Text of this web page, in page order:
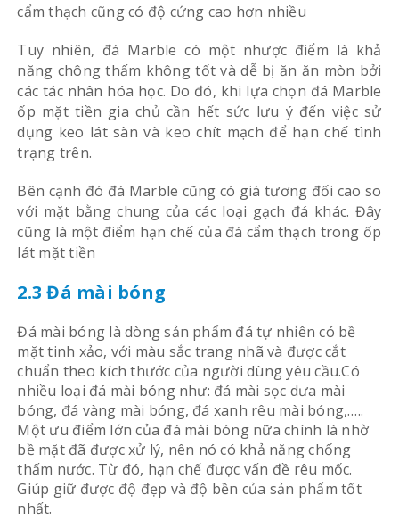
cẩm thạch cũng có độ cứng cao hơn nhiều
Tuy nhiên, đá Marble có một nhược điểm là khả
năng chông thấm không tốt và dễ bị ăn ăn mòn bởi
các tác nhân hóa học. Do đó, khi lựa chọn đá Marble
ốp mặt tiền gia chủ cần hết sức lưu ý đến việc sử
dụng keo lát sàn và keo chít mạch để hạn chế tình
trạng trên.
Bên cạnh đó đá Marble cũng có giá tương đối cao so
với mặt bằng chung của các loại gạch đá khác. Đây
cũng là một điểm hạn chế của đá cẩm thạch trong ốp
lát mặt tiền
2.3 Đá mài bóng
Đá mài bóng là dòng sản phẩm đá tự nhiên có bề
mặt tinh xảo, với màu sắc trang nhã và được cắt
chuẩn theo kích thước của người dùng yêu cầu.Có
nhiều loại đá mài bóng như: đá mài sọc dưa mài
bóng, đá vàng mài bóng, đá xanh rêu mài bóng,…..
Một ưu điểm lớn của đá mài bóng nữa chính là nhờ
bề mặt đã được xử lý, nên nó có khả năng chống
thấm nước. Từ đó, hạn chế được vấn đề rêu mốc.
Giúp giữ được độ đẹp và độ bền của sản phẩm tốt
nhất.